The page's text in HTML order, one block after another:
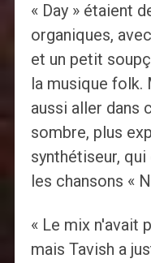
« Day » étaient
organiques,
et un petit
la musique folk.
aussi aller dans
sombre, plus
synthétiseur,
les chansons «
« Le mix n'avait
mais Tavish a